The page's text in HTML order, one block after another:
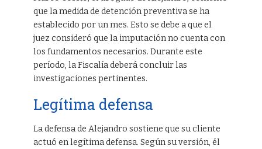
que la medida de detención preventiva se ha
establecido por un mes. Esto se debe a que el
juez consideró que la imputación no cuenta con
los fundamentos necesarios. Durante este
período, la Fiscalía deberá concluir las
investigaciones pertinentes.
Legítima defensa
La defensa de Alejandro sostiene que su cliente
actuó en legítima defensa. Según su versión, él